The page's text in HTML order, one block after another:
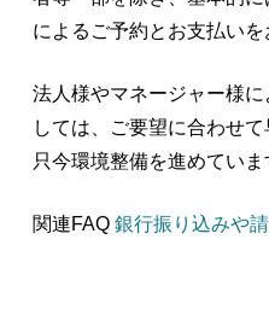
によるご予約とお支払いを
法人様やマネージャー様
しては、ご要望に合わせ
只今環境整備を進めていま
関連FAQ銀行振り込みや